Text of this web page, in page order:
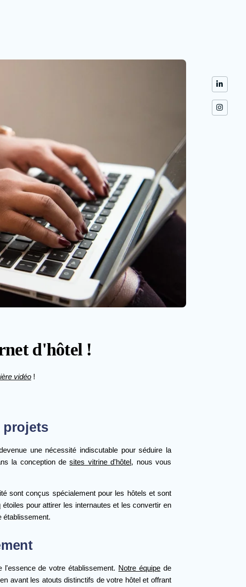
d'hôtel !
vidéo!
projets
une nécessité indiscutable pour séduire la
la conception desites vitrine d'hôtel, nous vous
sont conçus spécialement pour les hôtels et sont
pour attirer les internautes et les convertir en
établissement.
de votre établissement. Notre équipe de
avant les atouts distinctifs de votre hôtel et offrant